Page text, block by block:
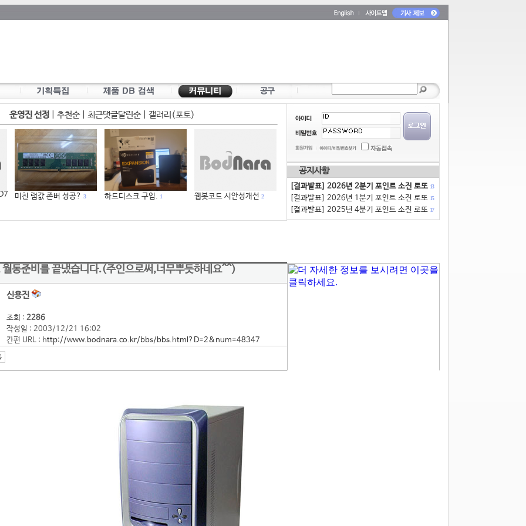
운영진 선정 추천순| 최근댓글달린순| 갤러리(포토)
미친 램값 존버 성공? 3 하드디스크 구입. 1 웹봇코드 시안성개선 2
공지사항
[결과발표] 2026년 2분기 포인트 소진 로또 13
[결과발표] 2026년 1분기 포인트 소진 로또 15
[결과발표] 2025년 4분기 포인트 소진 로또 17
월동준비를 끝냈습니다.(주인으로써,너무뿌듯하네요^^)
신용진
조회 : 2286
작성일 : 2003/12/21 16:02
간편 URL : http://www.bodnara.co.kr/bbs/bbs.html?D=2&num=48347